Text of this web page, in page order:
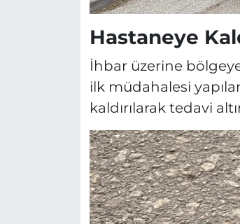
Hastaneye
İhbar üzerine
ilk müdahalesi
kaldırılarak tedavi